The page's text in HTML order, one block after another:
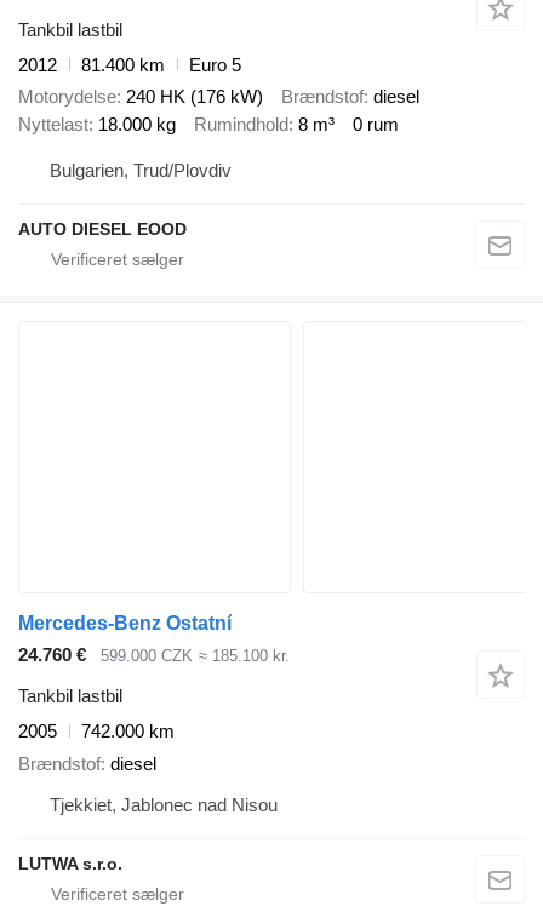
Tankbil lastbil
2012
81.400 km
Euro 5
Motorydelse 240 HK (176 kW) Brændstof diesel
Nyttelast 18.000 kg Rumindhold 8 m³ 0 rum
Bulgarien, Trud/Plovdiv
AUTO DIESEL EOOD
Mercedes-Benz Ostatní
24.760 €
599.000 CZK ≈ 185.100 kr.
Tankbil lastbil
2005
742.000 km
Brændstof diesel
Tjekkiet, Jablonec nad Nisou
LUTWA s.r.o.